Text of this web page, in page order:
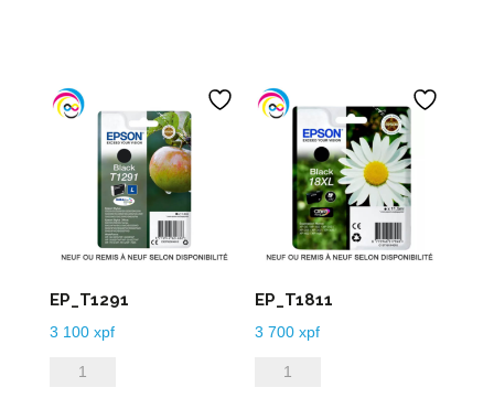
EP_T1291
3 100 xpf
quantité
EP_T1811
3 700xpf
quantité